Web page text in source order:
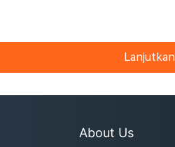
Lanjutkan
About Us